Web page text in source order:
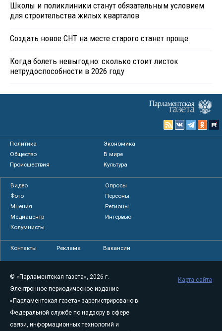
Школы и поликлиники станут обязательным условием
для строительства жилых кварталов
Создать новое СНТ на месте старого станет проще
Когда болеть невыгодно: сколько стоит листок
нетрудоспособности в 2026 году
Политика
Экономика
Общество
В мире
Происшествия
Культура
Видео
Опросы
Фото
Персоны
Мнения
Регионы
Медиацентр
Интервью
Колумнисты
Контакты Реклама Вакансии
© «Парламентская газета», 2026 г.
Электронное периодическое издание
«Парламентская газета» зарегистрировано в
Федеральной службе по надзору в сфере
связи, информационных технологий и
Карта сайта